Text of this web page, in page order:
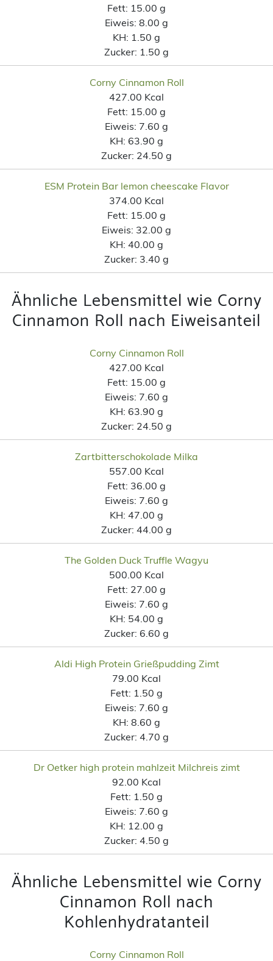
Fett: 15.00 g
Eiweis: 8.00 g
KH: 1.50 g
Zucker: 1.50 g
Corny Cinnamon Roll
427.00 Kcal
Fett: 15.00 g
Eiweis: 7.60 g
KH: 63.90 g
Zucker: 24.50 g
ESM Protein Bar lemon cheescake Flavor
374.00 Kcal
Fett: 15.00 g
Eiweis: 32.00 g
KH: 40.00 g
Zucker: 3.40 g
Ähnliche Lebensmittel wie Corny
Cinnamon Roll nach Eiweisanteil
Corny Cinnamon Roll
427.00 Kcal
Fett: 15.00 g
Eiweis: 7.60 g
KH: 63.90 g
Zucker: 24.50 g
Zartbitterschokolade Milka
557.00 Kcal
Fett: 36.00 g
Eiweis: 7.60 g
KH: 47.00 g
Zucker: 44.00 g
The Golden Duck Truffle Wagyu
500.00 Kcal
Fett: 27.00 g
Eiweis: 7.60 g
KH: 54.00 g
Zucker: 6.60 g
Aldi High Protein Grießpudding Zimt
79.00 Kcal
Fett: 1.50 g
Eiweis: 7.60 g
KH: 8.60 g
Zucker: 4.70 g
Dr Oetker high protein mahlzeit Milchreis zimt
92.00 Kcal
Fett: 1.50 g
Eiweis: 7.60 g
KH: 12.00 g
Zucker: 4.50 g
Ähnliche Lebensmittel wie Corny
Cinnamon Roll nach
Kohlenhydratanteil
Corny Cinnamon Roll